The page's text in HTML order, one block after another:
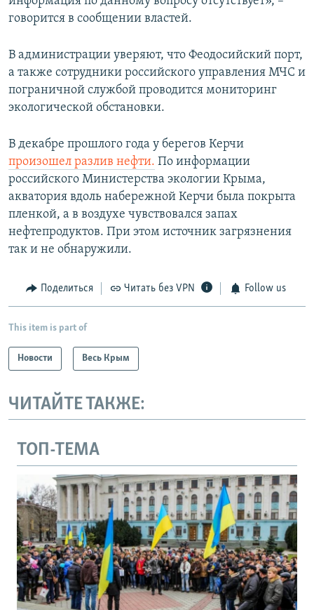
говорится в сообщении властей.
В администрации уверяют, что Феодосийский порт,
а также сотрудники российского управления МЧС и
пограничной службой проводится мониторинг
экологической обстановки.
В декабре прошлого года у берегов Керчи
произошел разлив нефти. По информации
российского Министерства экологии Крыма,
акватория вдоль набережной Керчи была покрыта
пленкой, а в воздухе чувствовался запах
нефтепродуктов. При этом источник загрязнения
так и не обнаружили.
Поделиться Читать без VPN Follow us
This item is part of
Новости Весь Крым
ЧИТАЙТЕ ТАКЖЕ:
ТОП-ТЕМА